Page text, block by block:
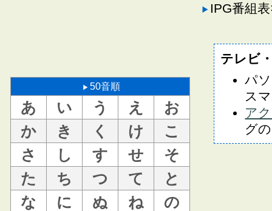
50音順
あ い う え
お
か
き く け
こ
さ
し す せ
そ
た
ち つ て
と
な
に ぬ ね
の
IPG番組
テレビ
パ
ス
ア
グ